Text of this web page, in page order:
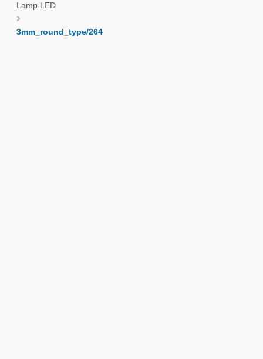
Lamp LED
3mm_round_type/264